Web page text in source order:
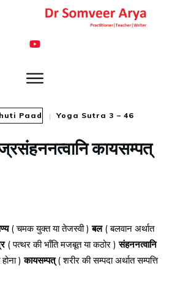
Paad | Yoga Sutra 3 – 46
कायसम्पत्
( चमक युक्त या तेजस्वी )बल ( बलवान अर्थात
( पत्थर की भाँति मजबूत या कठोर )संहननत्वानि
)कायसम्पत्( शरीर की सम्पदा अर्थात सम्पत्ति